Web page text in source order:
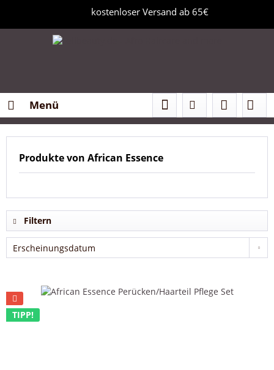
kostenloser Versand ab 65€
Menü
Produkte von African Essence
Filtern
TIPP!